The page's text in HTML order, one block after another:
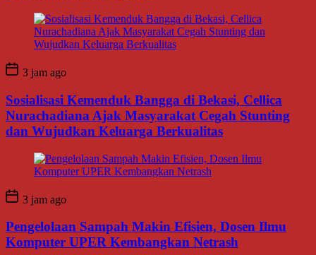
3 jam ago
Sosialisasi Kemenduk Bangga di Bekasi, Cellica
Nurachadiana Ajak Masyarakat Cegah Stunting
dan Wujudkan Keluarga Berkualitas
3 jam ago
Pengelolaan Sampah Makin Efisien, Dosen Ilmu
Komputer UPER Kembangkan Netrash